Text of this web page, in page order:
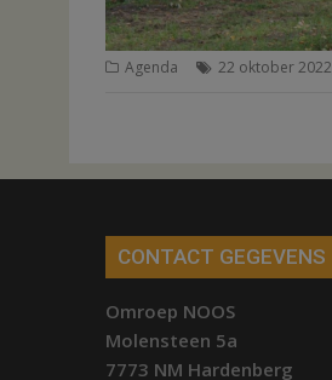
Agenda 22 oktober 2022
CONTACT GEGEVENS
Omroep NOOS
Molensteen 5a
7773 NM Hardenberg